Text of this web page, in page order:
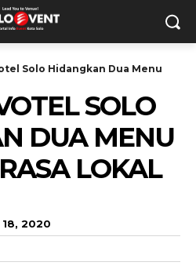
Solo Hidangkan Dua Menu
SOLO
DUA MENU
LOKAL
18, 2020